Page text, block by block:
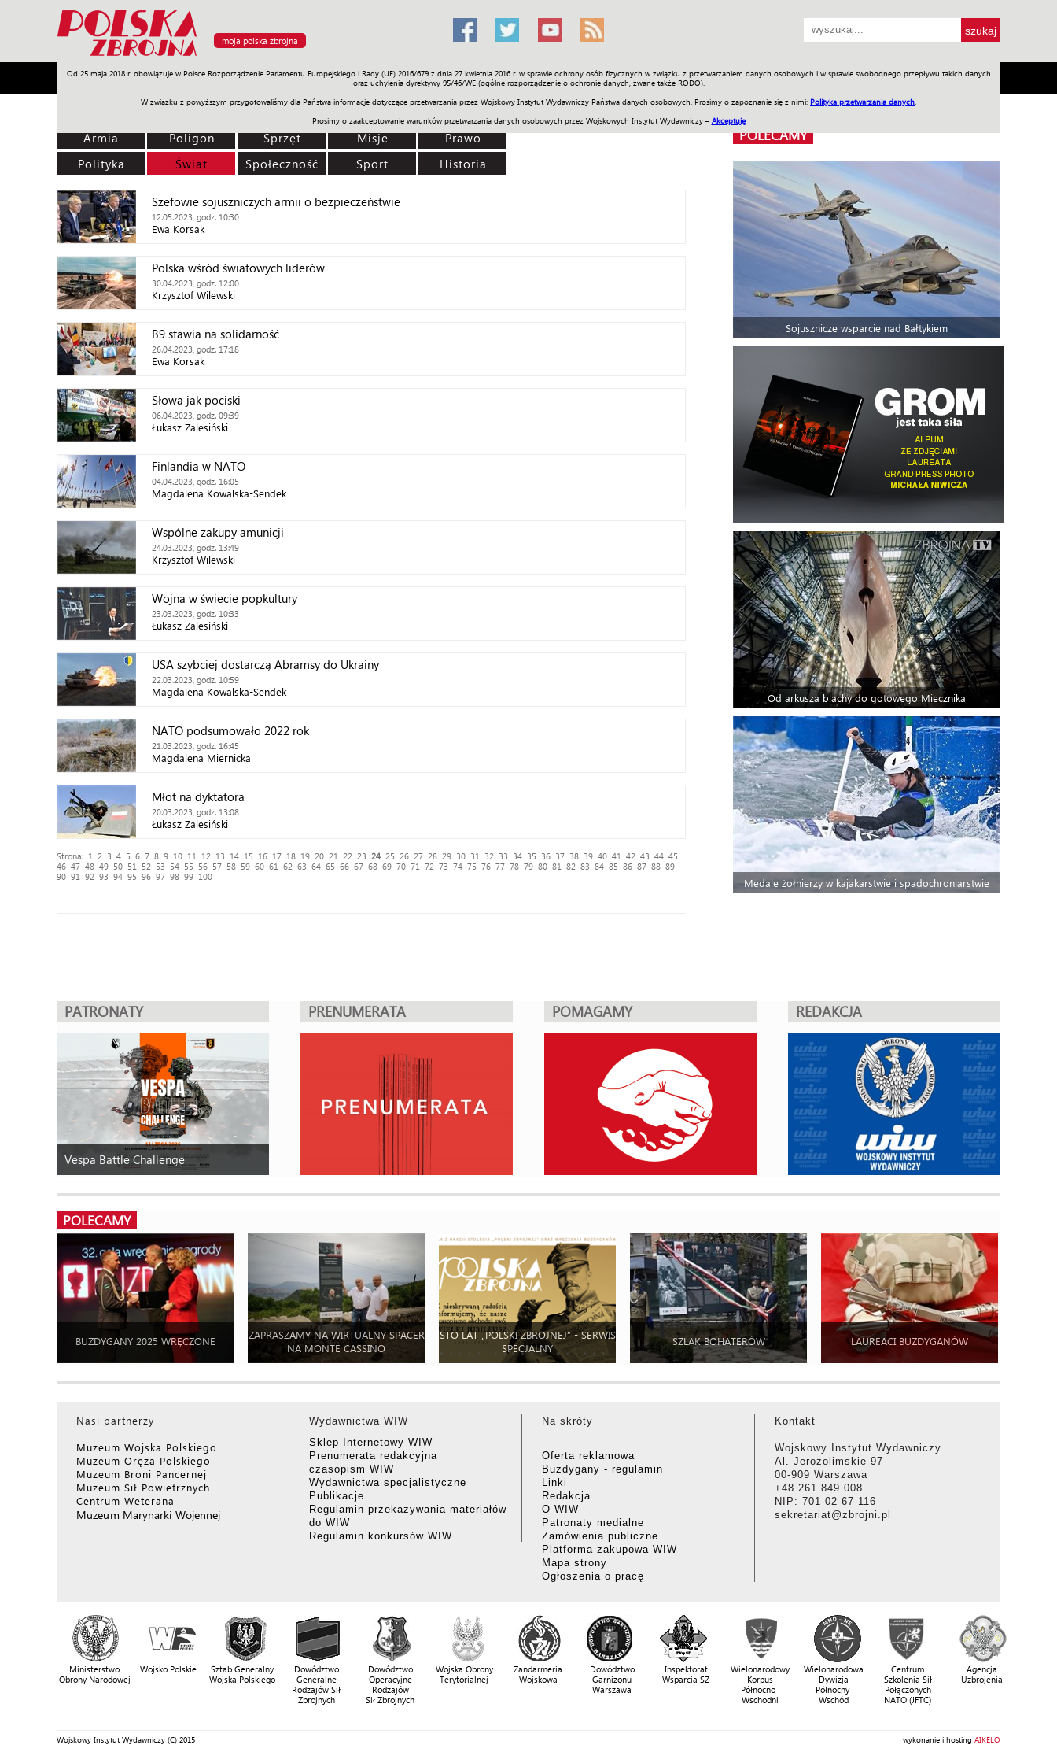
moja polska zbrojna
Od 25 maja 2018 r. obowiązuje w Polsce Rozporządzenie Parlamentu Europejskiego i Rady (UE) 2016/679 z dnia 27 kwietnia 2016 r. w sprawie ochrony osób fizycznych w związku z przetwarzaniem danych osobowych i w sprawie swobodnego przepływu takich danych
oraz uchylenia dyrektywy 95/46/WE (ogólne rozporządzenie o ochronie danych, zwane także RODO).
W związku z powyższym przygotowaliśmy dla Państwa informacje dotyczące przetwarzania przez Wojskowy Instytut Wydawniczy Państwa danych osobowych. Prosimy o zapoznanie się z nimi: Polityka przetwarzania danych
Prosimy o zaakceptowanie warunków przetwarzania danych osobowych przez Wojskowych Instytut Wydawniczy – Akceptuję
Armia Poligon Sprzęt Misje Polityka Prawo Świat Społeczność Sport Historia Galerie Wideo ENGLISH SKLEP Jednodniówki Praca w WIW
Armia Poligon Sprzęt Misje
Prawo
Polityka
Świat Społeczność Sport Historia
Szefowie sojuszniczych armii o bezpieczeństwie
12.05.2023, godz. 10:30
Ewa Korsak
Polska wśród światowych liderów
30.04.2023, godz. 12:00
Krzysztof Wilewski
B9 stawia na solidarność
26.04.2023, godz. 17:18
Ewa Korsak
Słowa jak pociski
06.04.2023, godz. 09:39
Łukasz Zalesiński
Finlandia w NATO
04.04.2023, godz. 16:05
Magdalena Kowalska-Sendek
Wspólne zakupy amunicji
24.03.2023, godz. 13:49
Krzysztof Wilewski
Wojna w świecie popkultury
23.03.2023, godz. 10:33
Łukasz Zalesiński
USA szybciej dostarczą Abramsy do Ukrainy
22.03.2023, godz. 10:59
Magdalena Kowalska-Sendek
NATO podsumowało 2022 rok
21.03.2023, godz. 16:45
Magdalena Miernicka
Młot na dyktatora
20.03.2023, godz. 13:08
Łukasz Zalesiński
Strona: 1 2 3 4 5 6 7 8 9 10 11 12 13 14 15 16 17 18 19 20 21 22 23 24 25 26 27 28 29 30 31 32 33 34 35 36 37 38 39 40 41 42 43 44 45
46 47 48 49 50 51 52 53 54 55 56 57 58 59 60 61 62 63 64 65 66 67 68 69 70 71 72 73 74 75 76 77 78 79 80 81 82 83 84 85 86 87 88 89
90 91 92 93 94 95 96 97 98 99 100
POLECAMY
Sojusznicze wsparcie nad Bałtykiem
Od arkusza blachy do gotowego Miecznika
Medale żołnierzy w kajakarstwie i spadochroniarstwie
PATRONATY
Vespa Battle Challenge
PRENUMERATA POMAGAMY REDAKCJA
POLECAMY
BUZDYGANY 2025 WRĘCZONE
ZAPRASZAMY NA WIRTUALNY SPACER
NA MONTE CASSINO
STO LAT „POLSKI ZBROJNEJ” - SERWIS
SPECJALNY
SZLAK BOHATERÓW LAUREACI BUZDYGANÓW
Nasi partnerzy
Muzeum Wojska Polskiego
Muzeum Oręża Polskiego
Muzeum Broni Pancernej
Muzeum Sił Powietrznych
Centrum Weterana
Muzeum Marynarki Wojennej
Wydawnictwa WIW
Sklep Internetowy WIW
Prenumerata redakcyjna
czasopism WIW
Wydawnictwa specjalistyczne
Publikacje
Regulamin przekazywania materiałów
do WIW
Regulamin konkursów WIW
Na skróty
Oferta reklamowa
Buzdygany - regulamin
Linki
Redakcja
O WIW
Patronaty medialne
Zamówienia publiczne
Platforma zakupowa WIW
Mapa strony
Ogłoszenia o pracę
Kontakt
Wojskowy Instytut Wydawniczy
Al. Jerozolimskie 97
00-909 Warszawa
+48 261 849 008
NIP: 701-02-67-116
sekretariat@zbrojni.pl
Ministerstwo
Obrony Narodowej
Wojsko Polskie
Sztab Generalny
Wojska Polskiego
Dowództwo
Generalne
Rodzajów Sił
Zbrojnych
Dowództwo
Operacyjne
Rodzajów
Sił Zbrojnych
Wojska Obrony
Terytorialnej
Żandarmeria
Wojskowa
Dowództwo
Garnizonu
Warszawa
Inspektorat
Wsparcia SZ
Wielonarodowy
Korpus
Północno-
Wschodni
Wielonarodowa
Dywizja
Północny-
Wschód
Centrum
Szkolenia Sił
Połączonych
NATO (JFTC)
Agencja
Uzbrojenia
Wojskowy Instytut Wydawniczy (C) 2015 wykonanie i hosting AIKELO